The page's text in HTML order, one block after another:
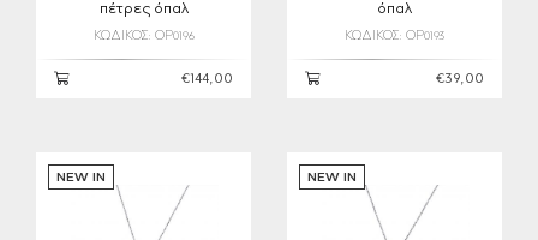
πέτρες όπαλ
ΚΩΔΙΚΟΣ: OP0196
€144,00
όπαλ
ΚΩΔΙΚΟΣ: OP0193
€39,00
NEW IN NEW IN